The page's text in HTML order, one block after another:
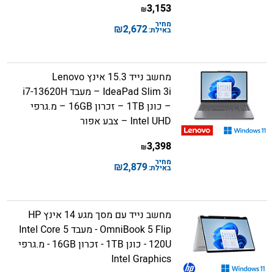
3,153
₪
מחיר
באילת:2,672
₪
מחשב נייד 15.3 אינץ Lenovo
IdeaPad Slim 3i – מעבד i7-13620H
– כונן 1TB – זכרון 16GB – מ.גרפי
Intel UHD – צבע אפור
3,398
₪
מחיר
באילת:2,879
₪
מחשב נייד עם מסך מגע 14 אינץ HP
OmniBook 5 Flip - מעבד Intel Core 5
120U - כונן 1TB - זכרון 16GB - מ.גרפי
Intel Graphics